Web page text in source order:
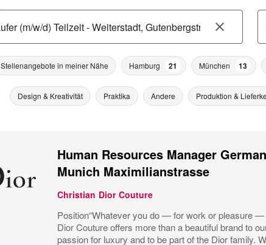
Stellenangebote in meiner Nähe Hamburg 21 München 13
Design & Kreativität Praktika Andere Produktion &
Human Resources Manager
Munich Maximilianstrasse
Christian Dior Couture
Position“Whatever you do — for work or pleasure
Dior Couture offers more than a beautiful brand to
passion for luxury and to be part of the Dior family.